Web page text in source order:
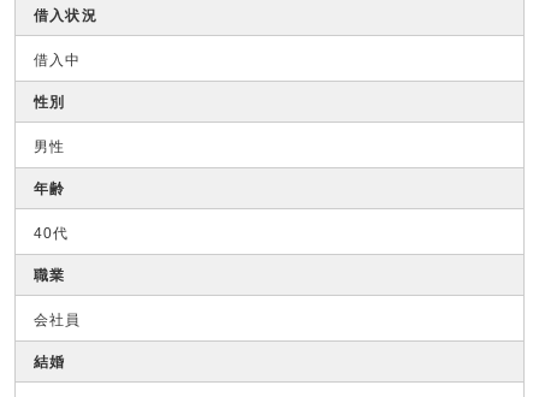
借入状況
借入中
性別
男性
年齢
40代
職業
会社員
結婚